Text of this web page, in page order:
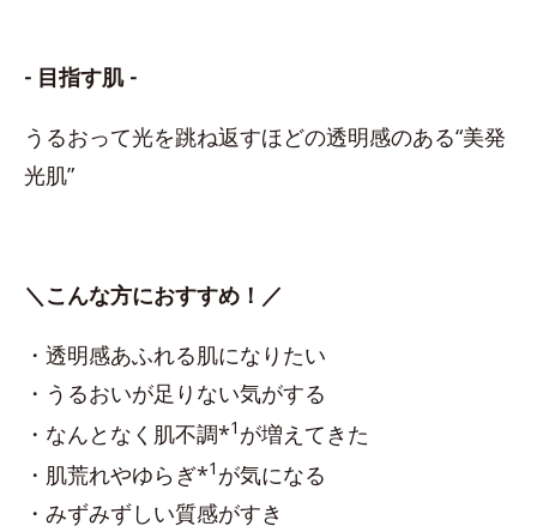
- 目指す肌 -
うるおって光を跳ね返すほどの透明感のある“美発
光肌”
＼こんな方におすすめ！／
・透明感あふれる肌になりたい
・うるおいが足りない気がする
・なんとなく肌不調*1 が増えてきた
・肌荒れやゆらぎ*1 が気になる
・みずみずしい質感がすき